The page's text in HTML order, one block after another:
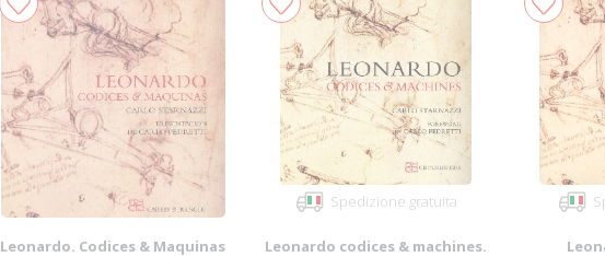
Leonardo. Codices & Maquinas
Spedizione gratuita
Leonardo codices & machines.